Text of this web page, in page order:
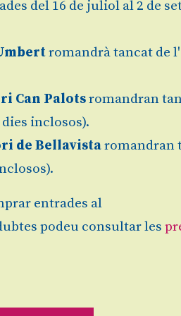
Bellavista
del 16 de juliol al 2 de
romandrà tancat de
Can Palotsromandran
inclosos).
de Bellavistaromandran
entrades al
podeu consultar les